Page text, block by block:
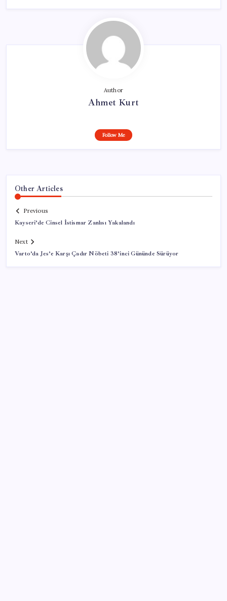
Author
Ahmet Kurt
Follow Me
Other Articles
Previous
Kayseri’de Cinsel İstismar Zanlısı Yakalandı
Next
Varto’da Jes’e Karşı Çadır Nöbeti 38’inci Gününde Sürüyor